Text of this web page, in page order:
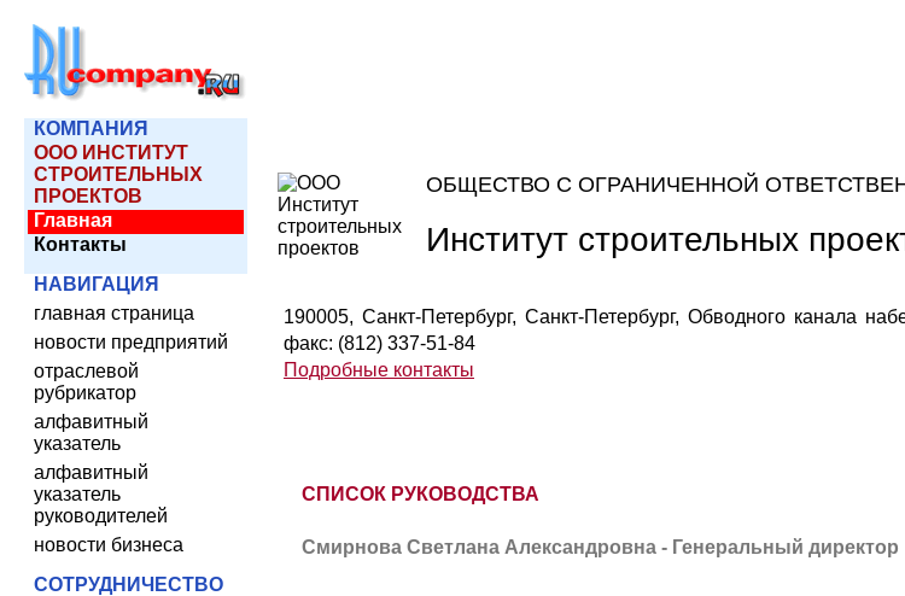
КОМПАНИЯ
ООО ИНСТИТУТ
СТРОИТЕЛЬНЫХ
ПРОЕКТОВ
Главная
Контакты
НАВИГАЦИЯ
главная страница
новости предприятий
отраслевой
рубрикатор
алфавитный
указатель
алфавитный
указатель
руководителей
новости бизнеса
СОТРУДНИЧЕСТВО
ОБЩЕСТВО С ОГРАНИЧЕННОЙ
Институт строительных
190005, Санкт-Петербург, Санкт-Петербург, Обводного канала
факс: (812) 337-51-84
Подробные контакты
СПИСОК РУКОВОДСТВА
Смирнова Светлана Александровна - Генеральный директор